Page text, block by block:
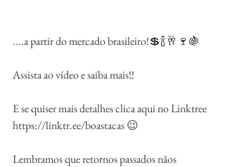
....a partir do mercado brasileiro!💲🍾🥂🍷🍇
Assista ao vídeo e saiba mais!!
E se quiser mais detalhes clica aqui no Linktree
https://linktr.ee/boastacas 😉
Lembramos que retornos passados nãos